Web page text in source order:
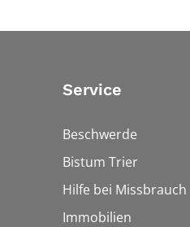
Service
Beschwerde
Bistum Trier
Hilfe bei Missbrauch
Immobilien